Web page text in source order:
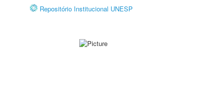
Repositório Institucional UNESP